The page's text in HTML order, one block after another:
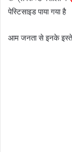
पेस्टिसाइड पाया गया है
आम जनता से इनके